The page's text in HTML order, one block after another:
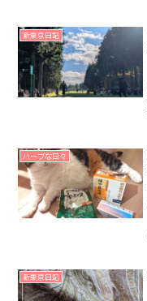
新東京日記
ハーブな日々
新東京日記